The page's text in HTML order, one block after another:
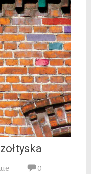
0